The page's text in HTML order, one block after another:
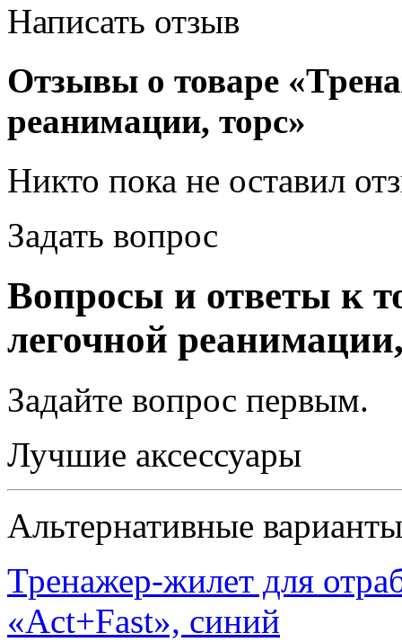
Написать отзыв
Отзывы о товаре
реанимации, торс»
Никто пока не оставил
Задать вопрос
Вопросы и ответы к
легочной
Задайте вопрос первым.
Лучшие аксессуары
Альтернативные варианты
Тренажер-жилет для
«Act+Fast», синий